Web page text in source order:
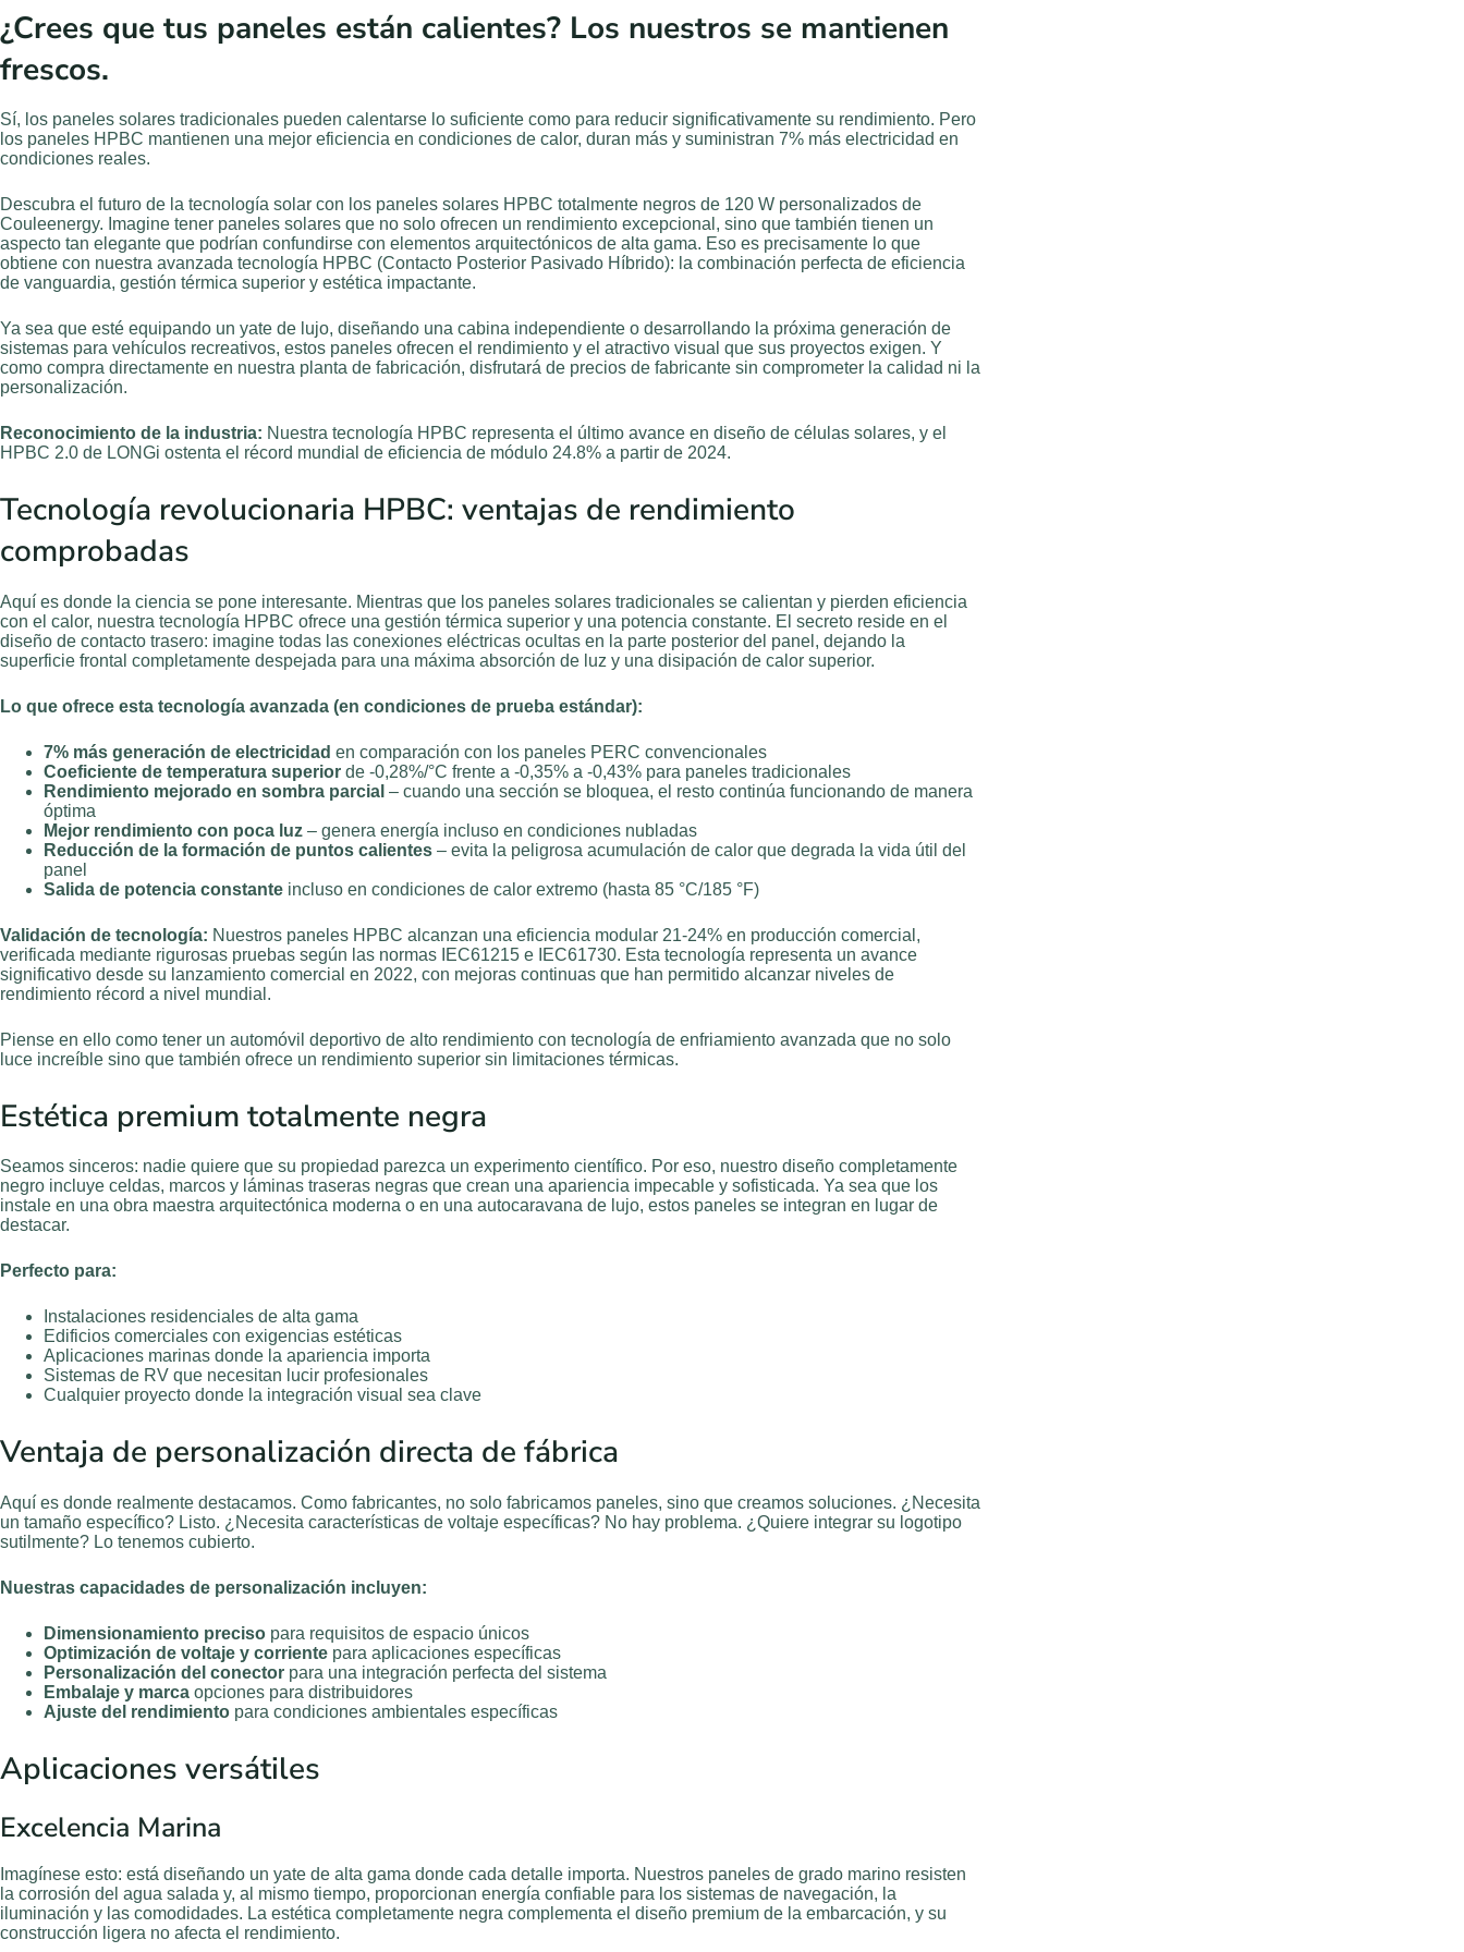
¿Crees que tus paneles están calientes? Los nuestros se mantienen
frescos.
Sí, los paneles solares tradicionales pueden calentarse lo suficiente como para reducir significativamente su rendimiento. Pero
los paneles HPBC mantienen una mejor eficiencia en condiciones de calor, duran más y suministran 7% más electricidad en
condiciones reales.
Descubra el futuro de la tecnología solar con los paneles solares HPBC totalmente negros de 120 W personalizados de
Couleenergy. Imagine tener paneles solares que no solo ofrecen un rendimiento excepcional, sino que también tienen un
aspecto tan elegante que podrían confundirse con elementos arquitectónicos de alta gama. Eso es precisamente lo que
obtiene con nuestra avanzada tecnología HPBC (Contacto Posterior Pasivado Híbrido): la combinación perfecta de eficiencia
de vanguardia, gestión térmica superior y estética impactante.
Ya sea que esté equipando un yate de lujo, diseñando una cabina independiente o desarrollando la próxima generación de
sistemas para vehículos recreativos, estos paneles ofrecen el rendimiento y el atractivo visual que sus proyectos exigen. Y
como compra directamente en nuestra planta de fabricación, disfrutará de precios de fabricante sin comprometer la calidad ni la
personalización.
Reconocimiento de la industria: Nuestra tecnología HPBC representa el último avance en diseño de células solares, y el
HPBC 2.0 de LONGi ostenta el récord mundial de eficiencia de módulo 24.8% a partir de 2024.
Tecnología revolucionaria HPBC: ventajas de rendimiento
comprobadas
Aquí es donde la ciencia se pone interesante. Mientras que los paneles solares tradicionales se calientan y pierden eficiencia
con el calor, nuestra tecnología HPBC ofrece una gestión térmica superior y una potencia constante. El secreto reside en el
diseño de contacto trasero: imagine todas las conexiones eléctricas ocultas en la parte posterior del panel, dejando la
superficie frontal completamente despejada para una máxima absorción de luz y una disipación de calor superior.
Lo que ofrece esta tecnología avanzada (en condiciones de prueba estándar):
7% más generación de electricidad en comparación con los paneles PERC convencionales
Coeficiente de temperatura superior de -0,28%/°C frente a -0,35% a -0,43% para paneles tradicionales
Rendimiento mejorado en sombra parcial – cuando una sección se bloquea, el resto continúa funcionando de manera
óptima
Mejor rendimiento con poca luz – genera energía incluso en condiciones nubladas
Reducción de la formación de puntos calientes – evita la peligrosa acumulación de calor que degrada la vida útil del
panel
Salida de potencia constante incluso en condiciones de calor extremo (hasta 85 °C/185 °F)
Validación de tecnología: Nuestros paneles HPBC alcanzan una eficiencia modular 21-24% en producción comercial,
verificada mediante rigurosas pruebas según las normas IEC61215 e IEC61730. Esta tecnología representa un avance
significativo desde su lanzamiento comercial en 2022, con mejoras continuas que han permitido alcanzar niveles de
rendimiento récord a nivel mundial.
Piense en ello como tener un automóvil deportivo de alto rendimiento con tecnología de enfriamiento avanzada que no solo
luce increíble sino que también ofrece un rendimiento superior sin limitaciones térmicas.
Estética premium totalmente negra
Seamos sinceros: nadie quiere que su propiedad parezca un experimento científico. Por eso, nuestro diseño completamente
negro incluye celdas, marcos y láminas traseras negras que crean una apariencia impecable y sofisticada. Ya sea que los
instale en una obra maestra arquitectónica moderna o en una autocaravana de lujo, estos paneles se integran en lugar de
destacar.
Perfecto para:
Instalaciones residenciales de alta gama
Edificios comerciales con exigencias estéticas
Aplicaciones marinas donde la apariencia importa
Sistemas de RV que necesitan lucir profesionales
Cualquier proyecto donde la integración visual sea clave
Ventaja de personalización directa de fábrica
Aquí es donde realmente destacamos. Como fabricantes, no solo fabricamos paneles, sino que creamos soluciones. ¿Necesita
un tamaño específico? Listo. ¿Necesita características de voltaje específicas? No hay problema. ¿Quiere integrar su logotipo
sutilmente? Lo tenemos cubierto.
Nuestras capacidades de personalización incluyen:
Dimensionamiento preciso para requisitos de espacio únicos
Optimización de voltaje y corriente para aplicaciones específicas
Personalización del conector para una integración perfecta del sistema
Embalaje y marca opciones para distribuidores
Ajuste del rendimiento para condiciones ambientales específicas
Aplicaciones versátiles
Excelencia Marina
Imagínese esto: está diseñando un yate de alta gama donde cada detalle importa. Nuestros paneles de grado marino resisten
la corrosión del agua salada y, al mismo tiempo, proporcionan energía confiable para los sistemas de navegación, la
iluminación y las comodidades. La estética completamente negra complementa el diseño premium de la embarcación, y su
construcción ligera no afecta el rendimiento.